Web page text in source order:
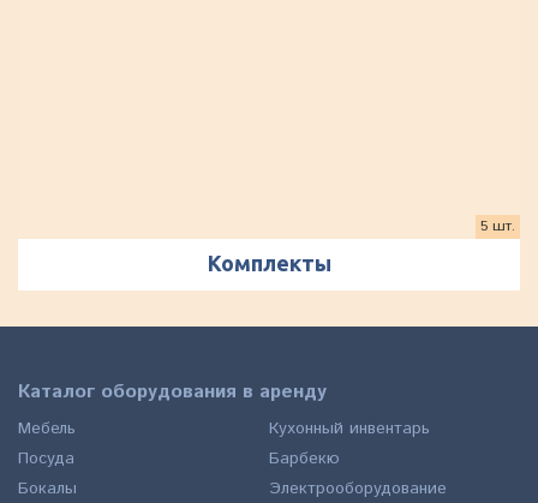
Комплекты
5 шт.
Каталог оборудования в аренду
Мебель
Посуда
Бокалы
Кухонный инвентарь
Барбекю
Электрооборудование